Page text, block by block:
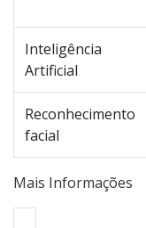
Inteligência
Artificial
Reconhecimento
facial
Mais Informações